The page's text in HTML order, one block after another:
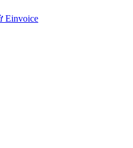
Einvoice